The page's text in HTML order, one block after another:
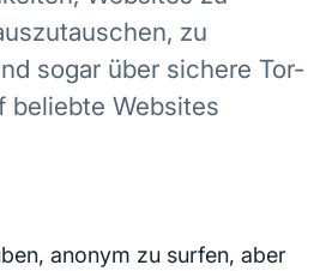
zu
sogar über sichere Tor-
beliebte Websites
anonym zu surfen, aber